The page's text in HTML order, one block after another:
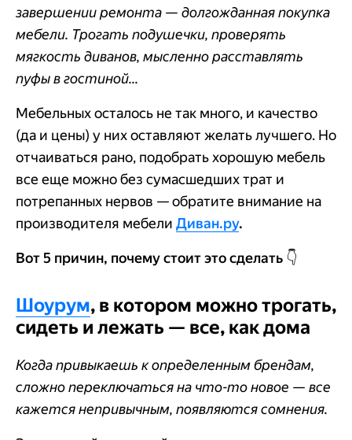
завершении ремонта — долгожданная покупка
мебели. Трогать подушечки, проверять
мягкость диванов, мысленно расставлять
пуфы в гостиной...
Мебельных осталось не так много, и качество
(да и цены) у них оставляют желать лучшего. Но
отчаиваться рано, подобрать хорошую мебель
все еще можно без сумасшедших трат и
потрепанных нервов — обратите внимание на
производителя мебели Диван.ру.
Вот 5 причин, почему стоит это сделать 👇
Шоурум, в котором можно трогать,
сидеть и лежать — все, как дома
Когда привыкаешь к определенным брендам,
сложно переключаться на что-то новое — все
кажется непривычным, появляются сомнения.